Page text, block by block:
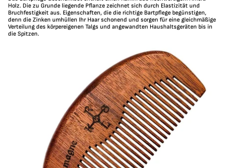
Holz. Die zu Grunde liegende Pflanze zeichnet sich durch Elastizität und
Bruchfestigkeit aus. Eigenschaften, die die richtige Bartpflege begünstigen,
denn die Zinken umhüllen Ihr Haar schonend und sorgen für eine gleichmäßige
Verteilung des körpereigenen Talgs und angewandten Haushaltsgeräten bis in
die Spitzen.